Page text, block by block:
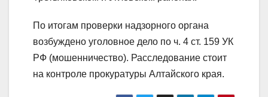
По итогам проверки надзорного органа
возбуждено уголовное дело по ч. 4 ст. 159 УК
РФ (мошенничество). Расследование стоит
на контроле прокуратуры Алтайского края.